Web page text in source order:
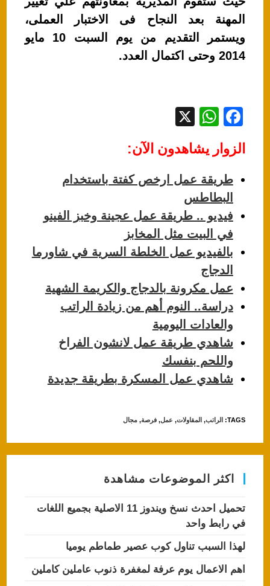
المهنة بعد النجاح فى الاختبار العملى،
ويستمر التقديم من يوم السبت 10 مايو
2014 وحتى اكتمال العدد.
F
c
e
b
o
o
k
W
at
s
A
p
p
الزوار يشاهدون الآن:
طريقة عمل ارخص كفتة باستخدام
البطاطس
فيديو .. طريقة عمل عجينة وخبز الفينو
في البيت مثل المخابز
بالفيديو عمل الخلطة السرية في شاورما
الدجاج
عمل مكرونة بالدجاج والكريمة الشهية
دراسة.. النوم أهم من زيادة الراتب
والعادات اليومية
شاهدي طريقة عمل لانشون الفراخ
واللحم بنفسك
شاهدي عمل المسكرة بطريقة جديدة
TAGS
: الراتب, المقاولات, عمل, فرصة, مجال
اكثر الموضوعات مشاهدة
تحميل احدث نسخ ويندوز 11 الاصلية بجميع اللغات
في رابط واحد
لهذا السبب تناول كوب عصير طماطم يوميا
اهم الاعمال يوم عرفة لمغفرة ذنوب عاملين كاملين